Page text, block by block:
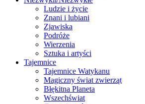
Ludzie i życie
Znani i lubiani
Zjawiska
Podróże
Wierzenia
Sztuka i artyści
Tajemnice
Tajemnice Watykanu
Magiczny świat zwierząt
Błękitna Planeta
Wszechświat